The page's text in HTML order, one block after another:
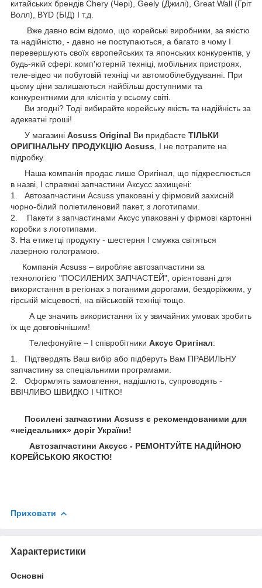
китайських брендів Chery (Чері), Geely (Джилі), Great Wall (Гріт
Волл), BYD (БІД) І т.д.
Вже давно всім відомо, що корейські виробники, за якістю
та надійністю, - давно не поступаються, а багато в чому І
перевершують своїх європейських та японських конкурентів, у
будь-якій сфері: комп'ютерній техніці, мобільних пристроях,
теле-відео чи побутовій техніці чи автомобілебудуванні. При
цьому ціни залишаються найбільш доступними та
конкурентними для клієнтів у всьому світі.
Ви згодні? Тоді вибирайте корейську якість та надійність за
адекватні гроші!
У магазині Acsuss Original Ви придбаєте ТІЛЬКИ
ОРИГІНАЛЬНУ ПРОДУКЦІЮ Acsuss , І не потрапите на
підробку.
Наша компанія продає лише Оригінал, що підкреслюється
в назві, І справжні запчастини Аксусс захищені:
1. Автозапчастини Acsuss упаковані у фірмовий захисній
чорно-білий поліетиленовий пакет, з логотипами.
2. Пакети з запчастинами Аксус упаковані у фірмові картонні
коробки з логотипами.
3. На етикетці продукту - шестерня І смужка світяться
лазерною голограмою.
Компанія Acsuss – виробляє автозапчастини за
технологією "ПОСИЛЕНИХ ЗАПЧАСТЕЙ", орієнтовані для
використання в регіонах з поганими дорогами, бездоріжжям, у
гірській місцевості, на військовій техніці тощо.
А це значить використання їх у звичайних умовах зробить
їх ще довговічнішим!
Телефонуйте – І співробітники Аксус Оригінал:
1. Підтвердять Ваш вибір або підберуть Вам ПРАВИЛЬНУ
запчастину за спеціальними програмами.
2. Оформлять замовлення, надішлють, супроводять -
ВВІЧЛИВО ШВИДКО І ЧІТКО!
Посилені запчастини Acsuss є рекомендованими для
«неідеальних» доріг України!
Автозапчастини Аксусс - РЕМОНТУЙТЕ НАДІЙНОЮ
КОРЕЙСЬКОЮ ЯКОСТЮ!
Приховати
Характеристики
Основні